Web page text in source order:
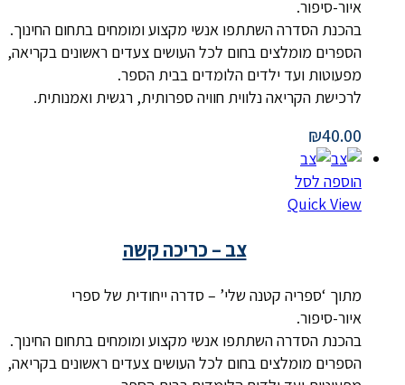
איור-סיפור.
בהכנת הסדרה השתתפו אנשי מקצוע ומומחים בתחום החינוך.
הספרים מומלצים בחום לכל העושים צעדים ראשונים בקריאה,
מפעוטות ועד ילדים הלומדים בבית הספר.
לרכישת הקריאה נלווית חוויה ספרותית, רגשית ואמנותית.
₪40.00
הוספה לסל
Quick View
צב – כריכה קשה
מתוך ‘ספריה קטנה שלי’ – סדרה ייחודית של ספרי
איור-סיפור.
בהכנת הסדרה השתתפו אנשי מקצוע ומומחים בתחום החינוך.
הספרים מומלצים בחום לכל העושים צעדים ראשונים בקריאה,